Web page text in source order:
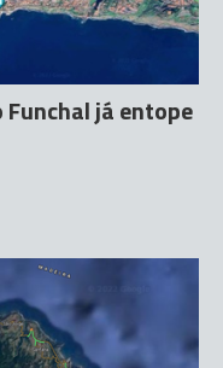
já entope